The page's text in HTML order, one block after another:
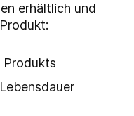
erhältlich und
Produkts